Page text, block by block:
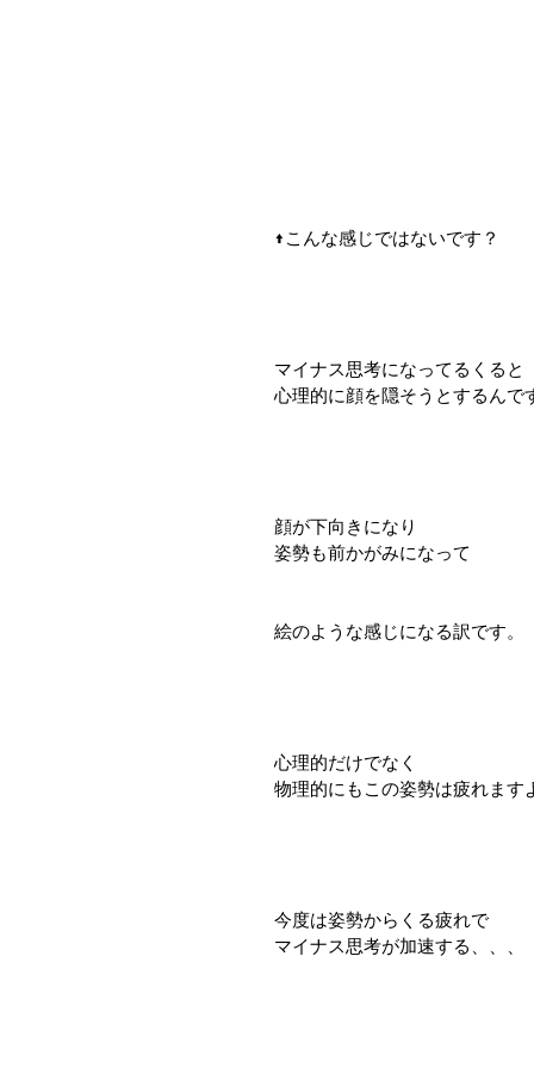
↑こんな感じではないです？
マイナス思考になってるくると
心理的に顔を隠そうとするんで
顔が下向きになり
姿勢も前かがみになって
絵のような感じになる訳です。
心理的だけでなく
物理的にもこの姿勢は疲れます
今度は姿勢からくる疲れで
マイナス思考が加速する、、、